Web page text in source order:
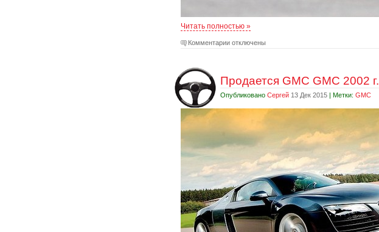
Читать полностью »
Комментарии отключены
Продается GMC GMC 2002 г.
Опубликовано Сергей 13 Дек 2015 | Метки: GMC